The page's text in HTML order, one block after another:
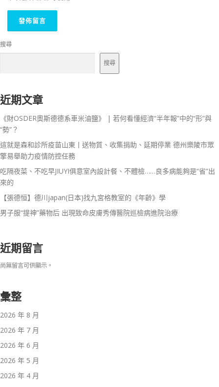
搜尋
搜尋
近期文章
《財OSDER奧斯德德系車米油鹽》 | 若何看懂經濟“半年報”中的“形”與
“勢”？
這就是森和診所疫苗山東丨送物質、收集捐助、延期停業 德州樂陵市眾
擎易舉助力疫情防控任務
吃隔夜菜、不吃早JIUYI俱意室內設計餐、不體檢……良多病能夠是“省”出
來的
【張德恒】德川japan(日本)找九宮格教室的《年齡》學
男子服“提神”藥物后 出現致命皮膚秀傳醫院巡檢病進院治療
近期留言
尚無留言可供顯示。
彙整
2026 年 8 月
2026 年 7 月
2026 年 6 月
2026 年 5 月
2026 年 4 月